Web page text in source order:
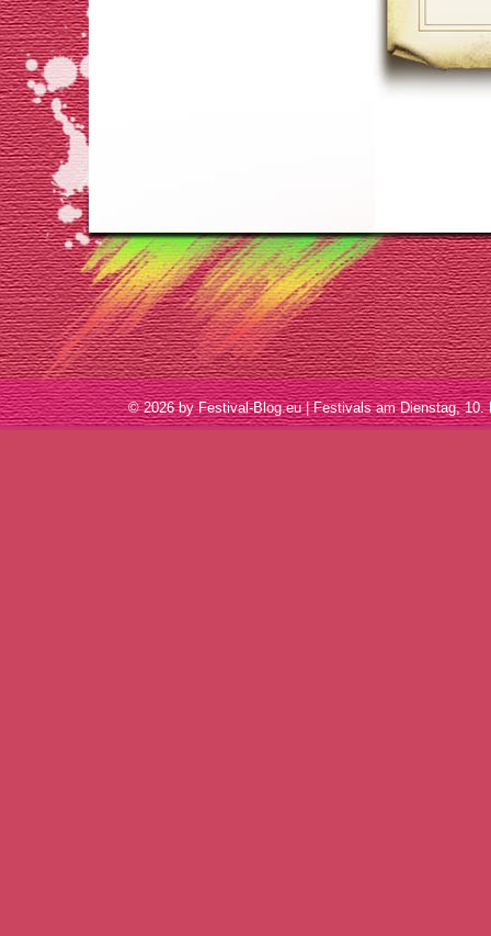
© 2026 by Festival-Blog.eu | Festivals am Dienstag, 10.